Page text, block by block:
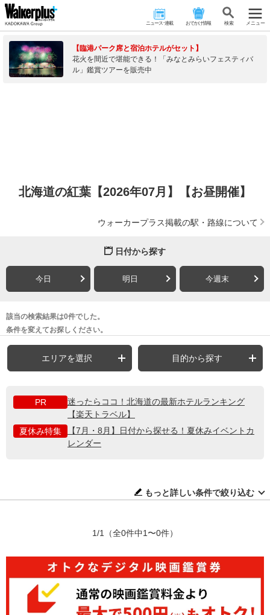
ニュース･連載 おでかけ情報 検 索 メニュー
【臨港パーク席と宿泊ホテルがセット】
花火を間近で堪能できる！「みなとみらいフェスティバ
ル」鑑賞ツアーを販売中
北海道の紅葉【2026年07月】【お昼開催】
ウォーカープラス掲載の駅・路線について
日付から探す
今日 明日 今週末
該当の検索結果は0件でした。
条件を変えてお探しください。
エリアを選択 目的から探す
PR
迷ったらココ！北海道の最新ホテルランキング
【楽天トラベル】
夏休み特集
【7月・8月】日付から探せる！夏休みイベントカ
レンダー
もっと詳しい条件で絞り込む
1/1 （全0件中1〜0件）